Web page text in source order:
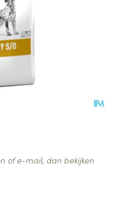
of e-mail, dan bekijken